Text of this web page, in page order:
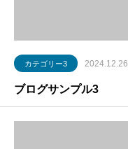
カテゴリー3 2024.12.26
ブログサンプル3